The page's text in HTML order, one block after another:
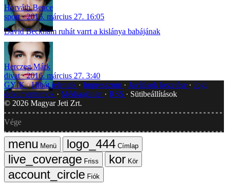
Horváth Bence
sport
2016. március 27. 16:05
David Beckham ruhát varrt a kislánya babájának
Herczeg Márk
divat
2016. március 27. 3:40
GYIK Hibát jelentek Impresszum Javítások kezelése
Jogi
dokumentumok
Médiaajánlat RSS
Sütibeállítások
© 2026 Magyar Jeti Zrt.
Vége
Menü
Címlap
Friss
Kör
Fiók